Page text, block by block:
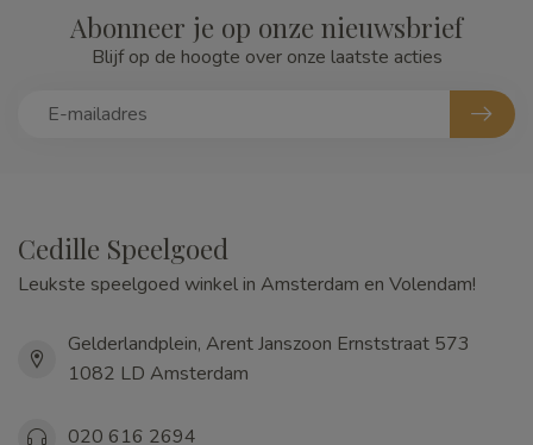
Abonneer je op onze nieuwsbrief
Blijf op de hoogte over onze laatste acties
Cedille Speelgoed
Leukste speelgoed winkel in Amsterdam en Volendam!
Gelderlandplein, Arent Janszoon Ernststraat 573
1082 LD Amsterdam
020 616 2694